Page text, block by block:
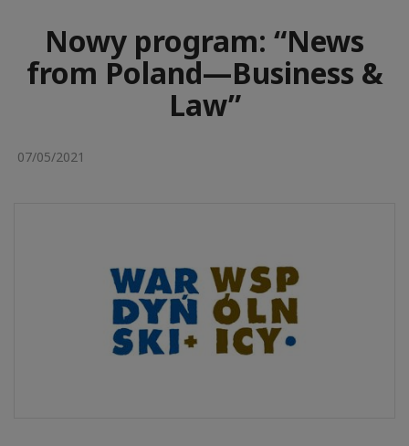
Nowy program: “News
from Poland—Business &
Law”
07/05/2021